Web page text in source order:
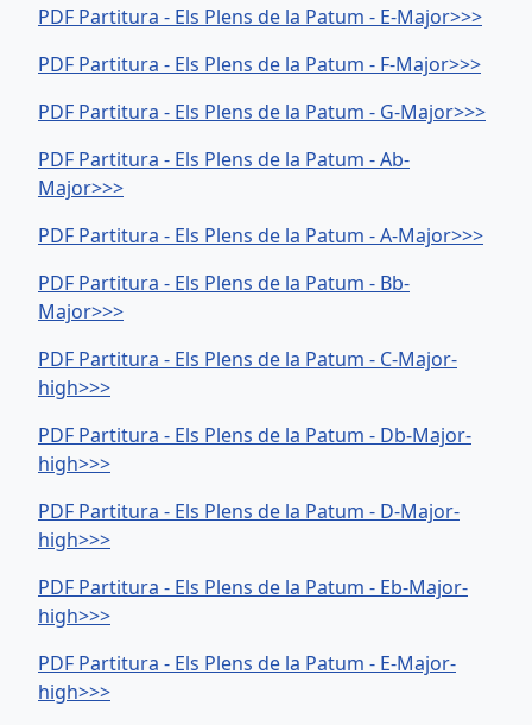
PDF Partitura - Els Plens de la Patum - E-Major>>>
PDF Partitura - Els Plens de la Patum - F-Major>>>
PDF Partitura - Els Plens de la Patum - G-Major>>>
PDF Partitura - Els Plens de la Patum - Ab-
Major>>>
PDF Partitura - Els Plens de la Patum - A-Major>>>
PDF Partitura - Els Plens de la Patum - Bb-
Major>>>
PDF Partitura - Els Plens de la Patum - C-Major-
high>>>
PDF Partitura - Els Plens de la Patum - Db-Major-
high>>>
PDF Partitura - Els Plens de la Patum - D-Major-
high>>>
PDF Partitura - Els Plens de la Patum - Eb-Major-
high>>>
PDF Partitura - Els Plens de la Patum - E-Major-
high>>>